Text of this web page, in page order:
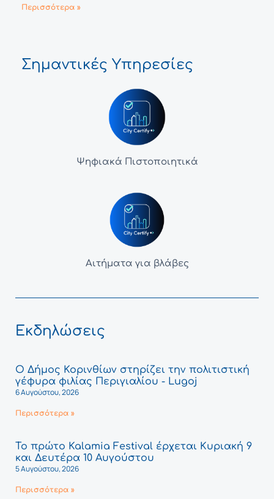
Περισσότερα »
Σημαντικές Υπηρεσίες
Ψηφιακά Πιστοποιητικά
Αιτήματα για βλάβες
Εκδηλώσεις
Ο Δήμος Κορινθίων στηρίζει την πολιτιστική
γέφυρα φιλίας Περιγιαλίου - Lugoj
6 Αυγούστου, 2026
Περισσότερα »
Το πρώτο Kalamia Festival έρχεται Κυριακή 9
και Δευτέρα 10 Αυγούστου
5 Αυγούστου, 2026
Περισσότερα »